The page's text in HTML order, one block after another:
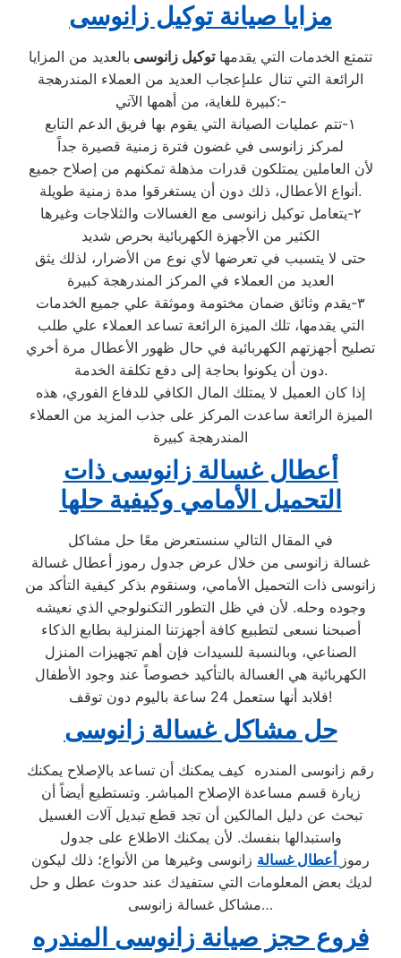
مزايا صيانة توكيل زانوسى
تتمتع الخدمات التي يقدمهاتوكيل زانوسى بالعديد من المزايا
الرائعة التي تنال علىإعجاب العديد من العملاء المندرهجة
كبيرة للغاية، من أهمها الآتي:-
١-تتم عمليات الصيانة التي يقوم بها فريق الدعم التابع
لمركز زانوسى في غضون فترة زمنية قصيرة جداً
لأن العاملين يمتلكون قدرات مذهلة تمكنهم من إصلاح جميع
أنواع الأعطال، ذلك دون أن يستغرقوا مدة زمنية طويلة.
٢-يتعامل توكيل زانوسى مع الغسالات والثلاجات وغيرها
الكثير من الأجهزة الكهربائية بحرص شديد
حتى لا يتسبب في تعرضها لأي نوع من الأضرار، لذلك يثق
العديد من العملاء في المركز المندرهجة كبيرة
٣-يقدم وثائق ضمان مختومة وموثقة علي جميع الخدمات
التي يقدمها، تلك الميزة الرائعة تساعد العملاء علي طلب
تصليح أجهزتهم الكهربائية في حال ظهور الأعطال مرة أخري
دون أن يكونوا بحاجة إلى دفع تكلفة الخدمة.
إذا كان العميل لا يمتلك المال الكافي للدفاع الفوري، هذه
الميزة الرائعة ساعدت المركز على جذب المزيد من العملاء
المندرهجة كبيرة
أعطال غسالة زانوسى ذات
التحميل الأمامي وكيفية حلها
في المقال التالي سنستعرض معًا حل مشاكل
غسالة زانوسى من خلال عرض جدول رموز أعطال غسالة
زانوسى ذات التحميل الأمامي، وسنقوم بذكر كيفية التأكد من
وجوده وحله. لأن في ظل التطور التكنولوجي الذي نعيشه
أصبحنا نسعى لتطبيع كافة أجهزتنا المنزلية بطابع الذكاء
الصناعي، وبالنسبة للسيدات فإن أهم تجهيزات المنزل
الكهربائية هي الغسالة بالتأكيد خصوصاً عند وجود الأطفال
فلابد أنها ستعمل 24 ساعة باليوم دون توقف!
حل مشاكل غسالة زانوسى
رقم زانوسى المندره كيف يمكنك أن تساعد بالإصلاح يمكنك
زيارة قسم مساعدة الإصلاح المباشر. وتستطيع أيضاً أن
تبحث عن دليل المالكين أن تجد قطع تبديل آلات الغسيل
واستبدالها بنفسك. لأن يمكنك الاطلاع على جدول
رموز أعطال غسالة زانوسى وغيرها من الأنواع؛ ذلك ليكون
لديك بعض المعلومات التي ستفيدك عند حدوث عطل و حل
مشاكل غسالة زانوسى…
فروع حجز صيانة زانوسى المندره